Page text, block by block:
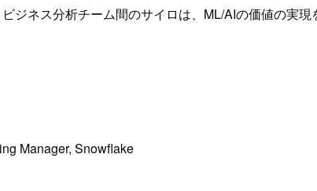
ジネス分析チーム間のサイロは、ML/AIの価値の実
Manager, Snowflake